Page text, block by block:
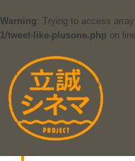
Warning: Trying to access
1/tweet-like-plusone.php on line